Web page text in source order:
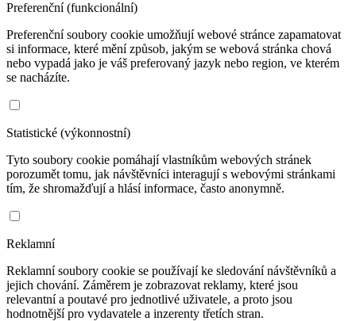
Preferenční (funkcionální)
Preferenční soubory cookie umožňují webové stránce zapamatovat
si informace, které mění způsob, jakým se webová stránka chová
nebo vypadá jako je váš preferovaný jazyk nebo region, ve kterém
se nacházíte.
Statistické (výkonnostní)
Tyto soubory cookie pomáhají vlastníkům webových stránek
porozumět tomu, jak návštěvníci interagují s webovými stránkami
tím, že shromažďují a hlásí informace, často anonymně.
Reklamní
Reklamní soubory cookie se používají ke sledování návštěvníků a
jejich chování. Záměrem je zobrazovat reklamy, které jsou
relevantní a poutavé pro jednotlivé uživatele, a proto jsou
hodnotnější pro vydavatele a inzerenty třetích stran.